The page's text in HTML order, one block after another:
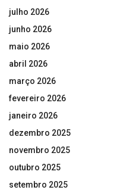
julho 2026
junho 2026
maio 2026
abril 2026
março 2026
fevereiro 2026
janeiro 2026
dezembro 2025
novembro 2025
outubro 2025
setembro 2025